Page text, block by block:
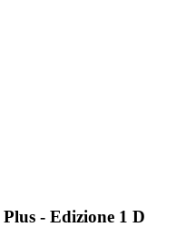
- Edizione 1 D